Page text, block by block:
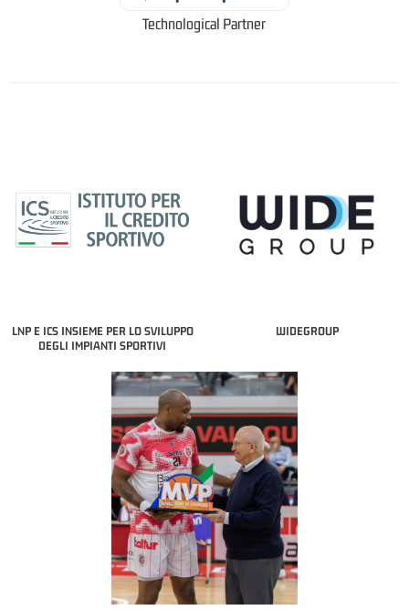
Technological Partner
LNP E ICS INSIEME PER LO SVILUPPO
DEGLI IMPIANTI SPORTIVI
WIDEGROUP